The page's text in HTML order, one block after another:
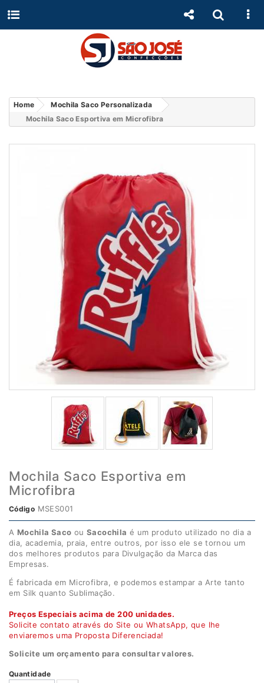
Home
Mochila Saco Personalizada
Mochila Saco Esportiva em Microfibra
Mochila Saco Esportiva em
Microfibra
Código MSES001
A Mochila Saco ouSacochila é um produto utilizado no dia a
dia, academia, praia, entre outros, por isso ele se tornou um
dos melhores produtos para Divulgação da Marca das
Empresas.
É fabricada em Microfibra, e podemos estampar a Arte tanto
em Silk quanto Sublimação.
Preços Especiais acima de 200 unidades.
Solicite contato através do Site ou WhatsApp, que lhe
enviaremos uma Proposta Diferenciada!
Solicite um orçamento para consultar valores.
Quantidade